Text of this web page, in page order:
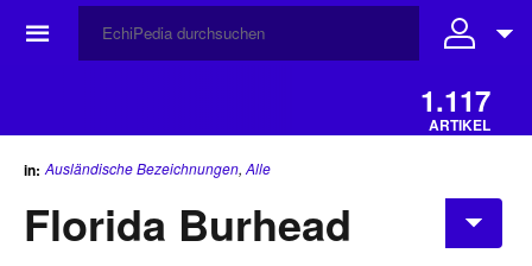
☰
1.117
ARTIKEL
in: Ausländische Bezeichnungen, Alle
Florida Burhead